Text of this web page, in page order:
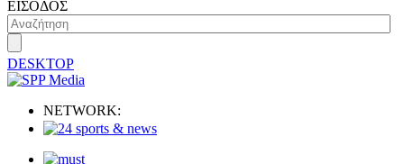
ΕΙΣΟΔΟΣ
DESKTOP
NETWORK: